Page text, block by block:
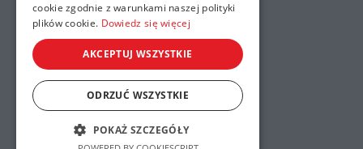
© 2023 Xelto. All rights reserved
cookie zgodnie z warunkami naszej polityki
plików cookie. Dowiedz się więcej
AKCEPTUJ WSZYSTKIE
ODRZUĆ WSZYSTKIE
POKAŻ SZCZEGÓŁY